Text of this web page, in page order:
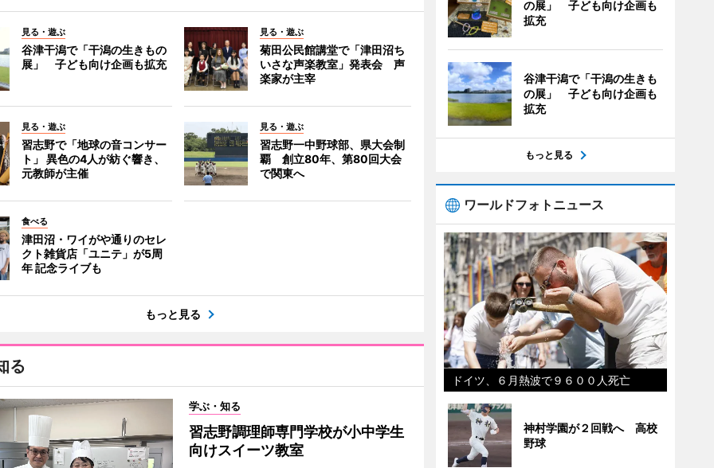
見る・遊ぶ
谷津干潟で「干潟の生きもの
展」 子ども向け企画も拡充
見る・遊ぶ
菊田公民館講堂で「津田沼ち
いさな声楽教室」発表会 声
楽家が主宰
見る・遊ぶ
習志野で「地球の音コンサー
ト」 異色の4人が紡ぐ響き、
元教師が主催
見る・遊ぶ
習志野一中野球部、県大会制
覇 創立80年、第80回大会
で関東へ
食べる
津田沼・ワイがや通りのセレ
クト雑貨店「ユニテ」が5周
年 記念ライブも
もっと見る
る
学ぶ・知る
習志野調理師専門学校が小中学生
向けスイーツ教室
の展」 子ども向け企画も
拡充
谷津干潟で「干潟の生きも
の展」 子ども向け企画も
拡充
もっと見る
ワールドフォトニュース
ドイツ、６月熱波で９６００人死亡
神村学園が２回戦へ 高校
野球